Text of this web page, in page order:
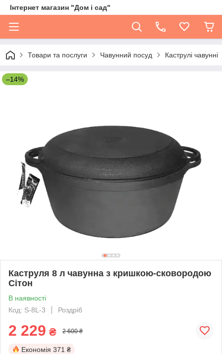
Інтернет магазин "Дом і сад"
Товари та послуги Чавунний посуд Каструлі чавунні
–14%
Каструля 8 л чавунна з кришкою-сковородою
Сітон
В наявності
Код: S-8L-3
Роздріб
2 229 ₴ 2 600 ₴
Економія 371 ₴